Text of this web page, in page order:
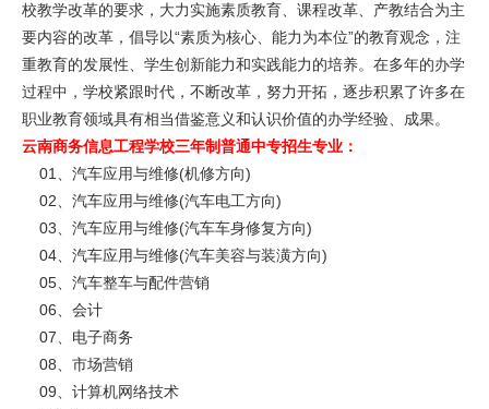
校教学改革的要求，大力实施素质教育、课程改革、产教结合为主
要内容的改革，倡导以“素质为核心、能力为本位”的教育观念，注
重教育的发展性、学生创新能力和实践能力的培养。在多年的办学
过程中，学校紧跟时代，不断改革，努力开拓，逐步积累了许多在
职业教育领域具有相当借鉴意义和认识价值的办学经验、成果。
云南商务信息工程学校三年制普通中专招生专业：
01、汽车应用与维修(机修方向)
02、汽车应用与维修(汽车电工方向)
03、汽车应用与维修(汽车车身修复方向)
04、汽车应用与维修(汽车美容与装潢方向)
05、汽车整车与配件营销
06、会计
07、电子商务
08、市场营销
09、计算机网络技术